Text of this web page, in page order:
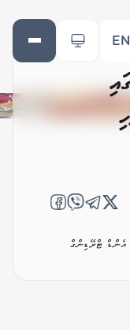
EN
އެންޑް ޓްރޭޑިންގް